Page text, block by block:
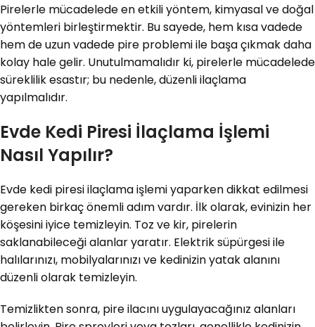
Pirelerle mücadelede en etkili yöntem, kimyasal ve doğal
yöntemleri birleştirmektir. Bu sayede, hem kısa vadede
hem de uzun vadede pire problemi ile başa çıkmak daha
kolay hale gelir. Unutulmamalıdır ki, pirelerle mücadelede
süreklilik esastır; bu nedenle, düzenli ilaçlama
yapılmalıdır.
Evde Kedi Piresi İlaçlama İşlemi
Nasıl Yapılır?
Evde kedi piresi ilaçlama işlemi yaparken dikkat edilmesi
gereken birkaç önemli adım vardır. İlk olarak, evinizin her
köşesini iyice temizleyin. Toz ve kir, pirelerin
saklanabileceği alanlar yaratır. Elektrik süpürgesi ile
halılarınızı, mobilyalarınızı ve kedinizin yatak alanını
düzenli olarak temizleyin.
Temizlikten sonra, pire ilacını uygulayacağınız alanları